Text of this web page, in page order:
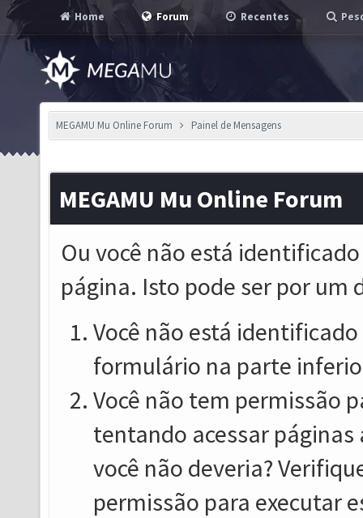
Home Forum Recentes
MEGAMU Mu Online Forum Painel de Mensagens
MEGAMU Mu Online Forum
Ou você não está
página. Isto pode ser por um
Você não está
formulário na parte
Você não tem permissão
tentando acessar
você não deveria?
permissão para executar